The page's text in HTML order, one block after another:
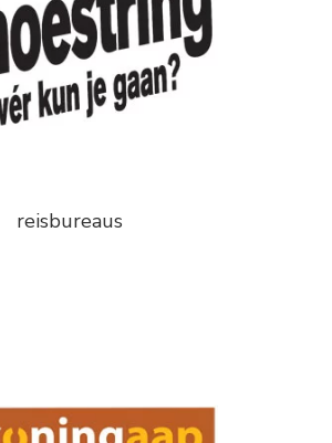
reisbureaus